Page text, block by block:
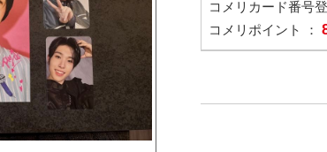
コメリカード番号
コメリポイント ：